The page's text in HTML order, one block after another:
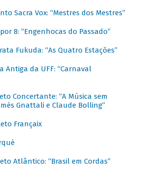
Sacra Vox: “Mestres dos Mestres”
8: “Engenhocas do Passado”
Fukuda: “As Quatro Estações”
Antiga da UFF: “Carnaval
Concertante: “A Música sem
Gnattali e Claude Bolling”
Françaix
Atlântico: “Brasil em Cordas”